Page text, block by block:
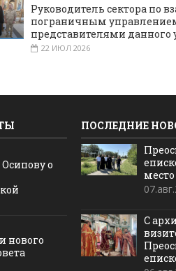
Руководитель сектора по
пограничным
представителями данного
22 ИЮЛ 2026
о
нового
ПОСЛЕДНИЕ
место
С